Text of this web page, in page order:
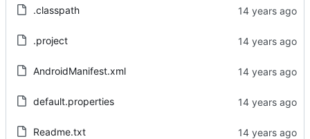
.classpath
.project
AndroidManifest.xml
default.properties
Readme.txt